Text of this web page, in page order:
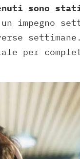
sono
impegno
per